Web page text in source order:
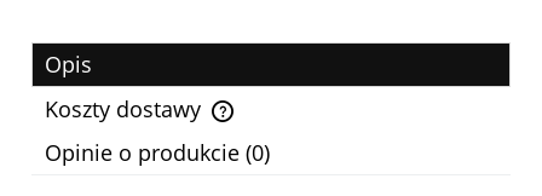
Opis
Koszty dostawy
Cena nie zawiera ewentualnych kosztów płatności
Opinie o produkcie (0)